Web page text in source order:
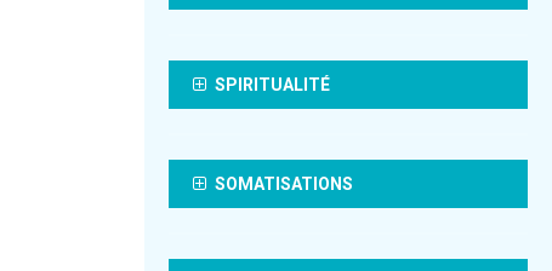
SPIRITUALITÉ
SOMATISATIONS